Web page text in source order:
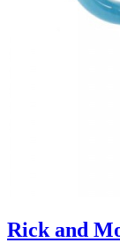
Rick and